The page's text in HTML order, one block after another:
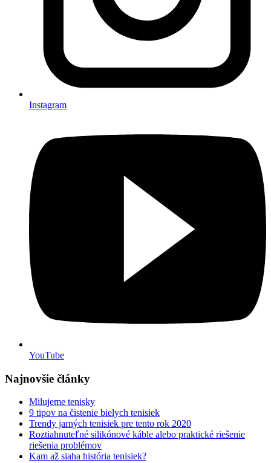
Instagram
YouTube
Najnovšie články
Milujeme tenisky
9 tipov na čistenie bielych tenisiek
Trendy jarných tenisiek pre tento rok 2020
Roztiahnuteľné silikónové káble alebo praktické riešenie
riešenia problémov
Kam až siaha história tenisiek?